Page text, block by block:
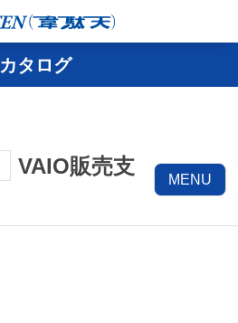
カタログ
VAIO販売支
MENU